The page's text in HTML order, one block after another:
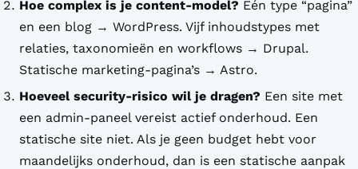
Hoe complex is je content-model? Eén type “pagina”
en een blog → WordPress. Vijf inhoudstypes met
relaties, taxonomieën en workflows → Drupal.
Statische marketing-pagina’s → Astro.
Hoeveel security-risico wil je dragen? Een site met
een admin-paneel vereist actief onderhoud. Een
statische site niet. Als je geen budget hebt voor
maandelijks onderhoud, dan is een statische aanpak